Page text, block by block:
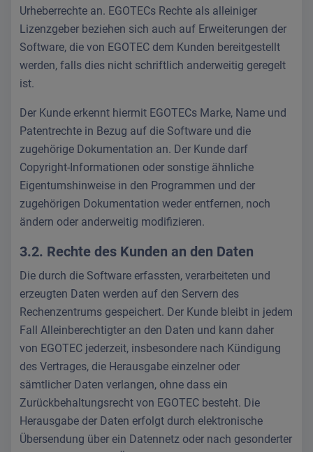
Urheberrechte an. EGOTECs Rechte als alleiniger
Lizenzgeber beziehen sich auch auf Erweiterungen der
Software, die von EGOTEC dem Kunden bereitgestellt
werden, falls dies nicht schriftlich anderweitig geregelt
ist.
Der Kunde erkennt hiermit EGOTECs Marke, Name und
Patentrechte in Bezug auf die Software und die
zugehörige Dokumentation an. Der Kunde darf
Copyright-Informationen oder sonstige ähnliche
Eigentumshinweise in den Programmen und der
zugehörigen Dokumentation weder entfernen, noch
ändern oder anderweitig modifizieren.
3.2. Rechte des Kunden an den Daten
Die durch die Software erfassten, verarbeiteten und
erzeugten Daten werden auf den Servern des
Rechenzentrums gespeichert. Der Kunde bleibt in jedem
Fall Alleinberechtigter an den Daten und kann daher
von EGOTEC jederzeit, insbesondere nach Kündigung
des Vertrages, die Herausgabe einzelner oder
sämtlicher Daten verlangen, ohne dass ein
Zurückbehaltungsrecht von EGOTEC besteht. Die
Herausgabe der Daten erfolgt durch elektronische
Übersendung über ein Datennetz oder nach gesonderter